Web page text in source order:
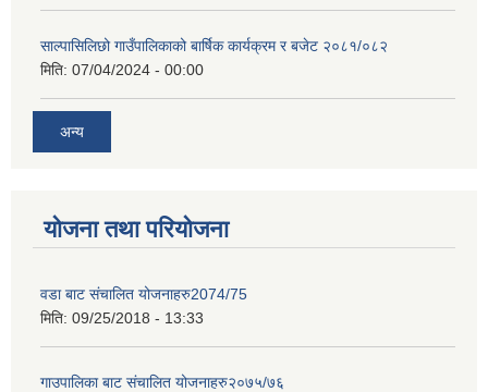
साल्पासिलिछो गाउँपालिकाको बार्षिक कार्यक्रम र बजेट २०८१/०८२
मिति: 07/04/2024 - 00:00
अन्य
योजना तथा परियोजना
वडा बाट संचालित योजनाहरु2074/75
मिति: 09/25/2018 - 13:33
गाउपालिका बाट संचालित योजनाहरु२०७५/७६